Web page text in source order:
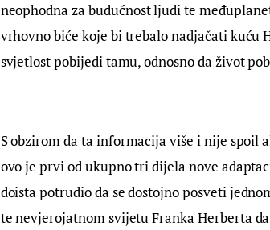
neophodna za budućnost ljudi te
vrhovno biće koje bi trebalo nadjačati kuću
svjetlost pobijedi tamu, odnosno da život
S obzirom da ta informacija više i nije
ovo je prvi od ukupno tri dijela nove
doista potrudio da se dostojno posveti
te nevjerojatnom svijetu Franka Herberta